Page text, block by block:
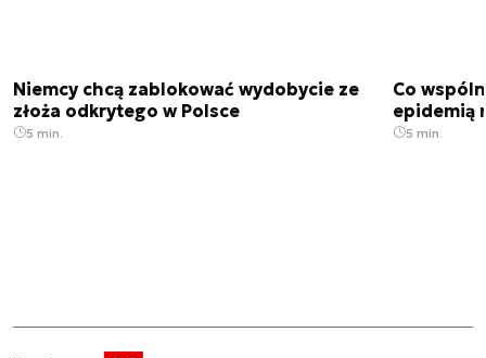
Niemcy chcą zablokować wydobycie ze
złoża odkrytego w Polsce
5 min.
Co
epidemią
5 min.